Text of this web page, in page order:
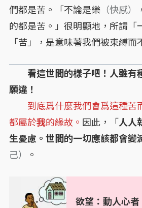
們都是苦。「不論是樂 （快感）
的都是苦。」很明顯地，所謂
「苦」，是意味著我們被束縛而
看這世間的樣子吧！人雖有
願違！
到底爲什麼我們會爲這種苦
都屬於我的緣故。 因此，「人人
生憂慮。世間的一切應該都會變
己）
。
欲望：動人心者